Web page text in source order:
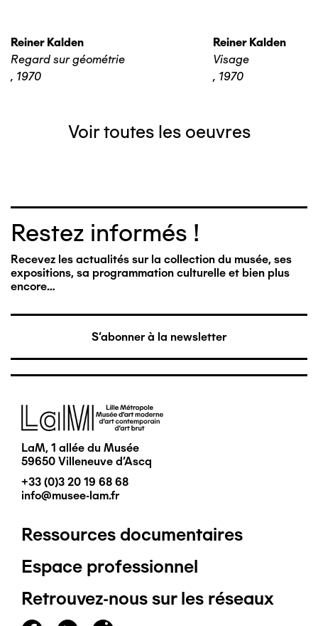
Reiner Kalden
Regard sur géométrie
, 1970
Reiner Kalden
Visage
, 1970
Voir toutes les oeuvres
Restez informés !
Recevez les actualités sur la collection du musée, ses
expositions, sa programmation culturelle et bien plus
encore…
S'abonner à la newsletter
Image
LaM, 1 allée du Musée
59650 Villeneuve d'Ascq
+33 (0)3 20 19 68 68
info@musee-lam.fr
Pied
de
page
Ressources documentaires
Espace professionnel
Retrouvez-nous sur les réseaux